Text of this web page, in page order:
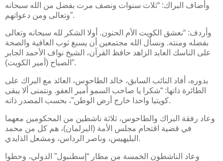
وأضاف البراك: “ثلاث سنوات ونصف مرت بفضل من الله سبحانه
وتعالى ومن دعواتهم”.
وأردف: “نعشق الكويت الأم الحنون. أولا الشكر لله سبحانه وتعالى
بفضله ومنته. ونسأل الله مجتمعين أن يسبغ ثوب العافية والصحة
على الناسك العابد الزاهد حافظ القرآن، الشيخ نواف الأحمد الجابر
الصباح (أمير الكويت)”.
بدوره، أفاد النائب السابق، خالد الطاحوس، العائد مع البراك على
الطائرة ذاتها: “شكرا يا صاحب السمو أمير العفو. ونتمنى ألا يبقى
كويتيا واحدا خارج أرض الوطن”، بحسب المصدر ذاته.
وعاد رفقة البراك والطاحوس، ثلاثة ناشطين من المحكومين معهما
في قضية اقتحام مجلس الأمة (البرلمان)، هم كل من محمد
البليهيس، وناصر الرداس، ومشعل الذايدي.
وعاد الناشطون الخمسة من مطار “إسطنبول” الدولي، وحطوا